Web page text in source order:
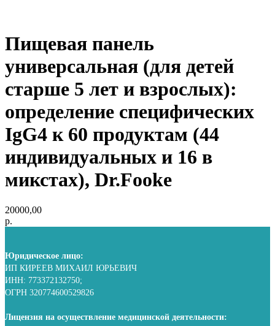
Пищевая панель
универсальная (для детей
старше 5 лет и взрослых):
определение специфических
IgG4 к 60 продуктам (44
индивидуальных и 16 в
микстах), Dr.Fooke
20000,00
р.
Юридическое лицо:
ИП КИРЕЕВ МИХАИЛ ЮРЬЕВИЧ
ИНН: 773372132750;
ОГРН 320774600529826
Лицензия на осуществление медицинской деятельности: